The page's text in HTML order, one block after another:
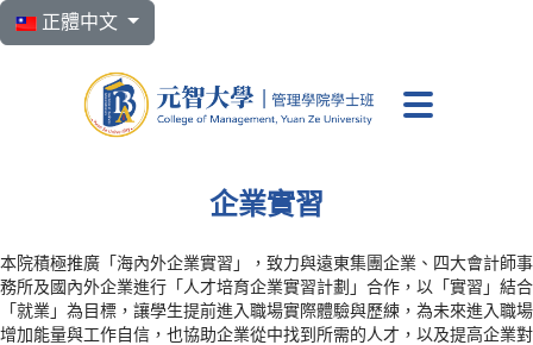
選擇你的語言
正體中文
企業實習
本院積極推廣「海內外企業實習」，致力與遠東集團企業、四大會計師事
務所及國內外企業進行「人才培育企業實習計劃」合作，以「實習」結合
「就業」為目標，讓學生提前進入職場實際體驗與歷練，為未來進入職場
增加能量與工作自信，也協助企業從中找到所需的人才，以及提高企業對